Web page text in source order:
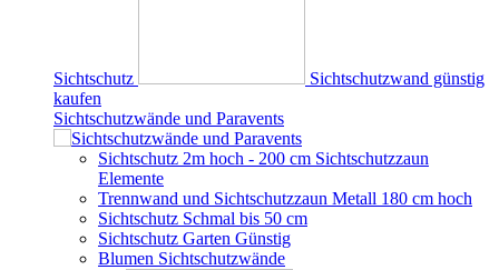
Sichtschutz
Sichtschutzwand günstig
kaufen
Sichtschutzwände und Paravents
Sichtschutz 2m hoch - 200 cm Sichtschutzzaun
Elemente
Trennwand und Sichtschutzzaun Metall 180 cm hoch
Sichtschutz Schmal bis 50 cm
Sichtschutz Garten Günstig
Blumen Sichtschutzwände